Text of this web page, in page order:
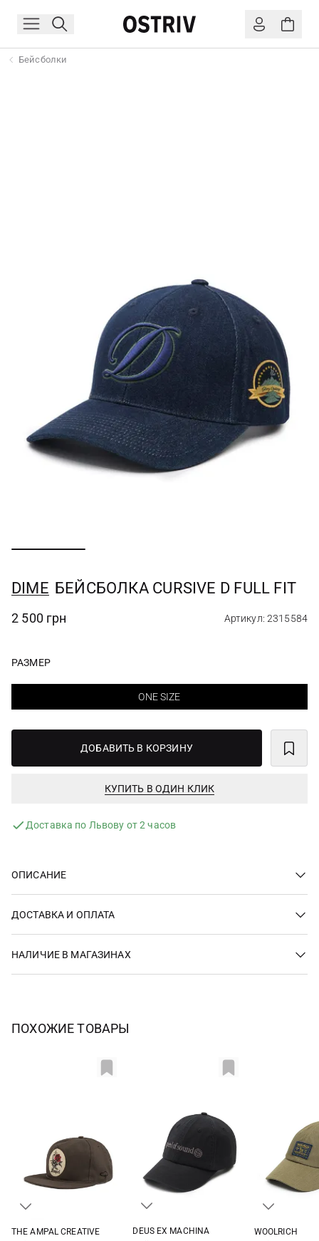
Бейсболки
DIME БЕЙСБОЛКА CURSIVE D FULL FIT
2 500 грн Артикул: 2315584
РАЗМЕР
ONE SIZE
ДОБАВИТЬ В КОРЗИНУ
КУПИТЬ В ОДИН КЛИК
Доставка по Львову от 2 часов
ОПИСАНИЕ
ДОСТАВКА И ОПЛАТА
НАЛИЧИЕ В МАГАЗИНАХ
ПОХОЖИЕ ТОВАРЫ
THE AMPAL CREATIVE
DEUS EX MACHINА
WOOLRICH